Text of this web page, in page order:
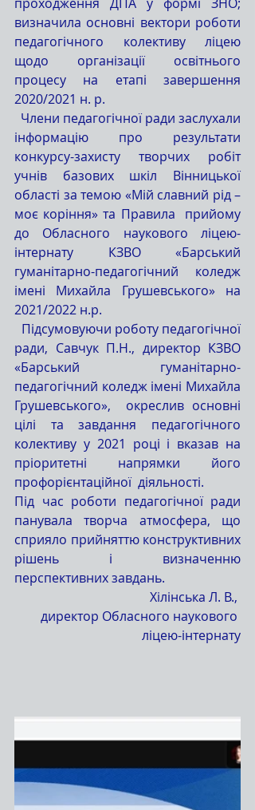
визначила основні вектори роботи
педагогічного колективу ліцею
щодо організації освітнього
процесу на етапі завершення
2020/2021 н. р.
інформацію про результати
конкурсу-захисту творчих робіт
учнів базових шкіл Вінницької
області за темою «Мій славний рід –
моє коріння» та Правила  прийому
до Обласного наукового ліцею-
інтернату КЗВО «Барський
гуманітарно-педагогічний коледж
імені Михайла Грушевського» на
2021/2022 н.р.
ради, Савчук П.Н., директор КЗВО
«Барський гуманітарно-
педагогічний коледж імені Михайла
Грушевського»,  окреслив основні
цілі та завдання педагогічного
колективу у 2021 році і вказав на
пріоритетні напрямки його
профорієнтаційної  діяльності.
Під час роботи педагогічної ради
панувала творча атмосфера, що
сприяло прийняттю конструктивних
рішень і визначенню
перспективних завдань.
Хілінська Л. В.,
директор Обласного наукового
ліцею-інтернату